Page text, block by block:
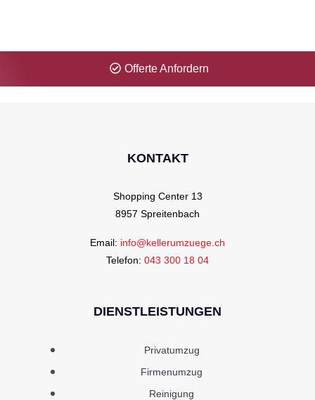
Offerte Anfordern
KONTAKT
Shopping Center 13
8957 Spreitenbach
Email: info@kellerumzuege.ch
Telefon: 043 300 18 04
DIENSTLEISTUNGEN
Privatumzug
Firmenumzug
Reinigung